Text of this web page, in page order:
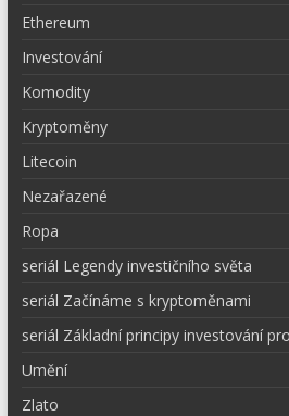
Ethereum
Investování
Komodity
Kryptoměny
Litecoin
Nezařazené
Ropa
seriál Legendy investičního světa
seriál Začínáme s kryptoměnami
seriál Základní principy investování
Umění
Zlato